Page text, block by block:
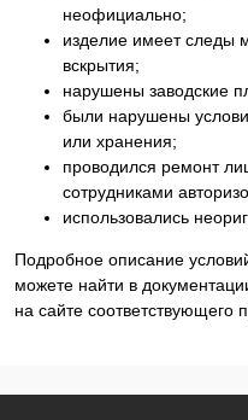
неофициально;
изделие имеет следы
вскрытия;
нарушены заводские
были нарушены
или хранения;
проводился ремонт
сотрудниками
использовались
Подробное описание
можете найти в
на сайте соответствующего